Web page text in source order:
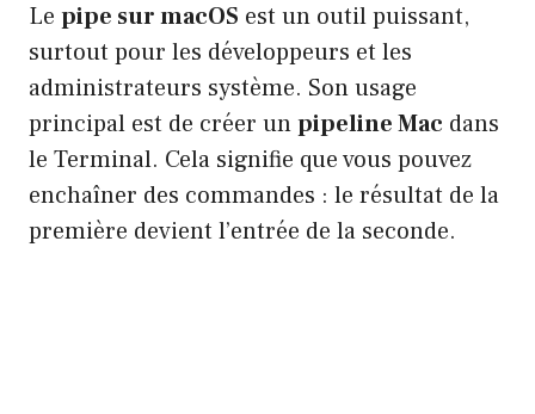
Le pipe sur macOS est un outil puissant,
surtout pour les développeurs et les
administrateurs système. Son usage
principal est de créer unpipeline Mac dans
le Terminal. Cela signifie que vous pouvez
enchaîner des commandes : le résultat de la
première devient l’entrée de la seconde.